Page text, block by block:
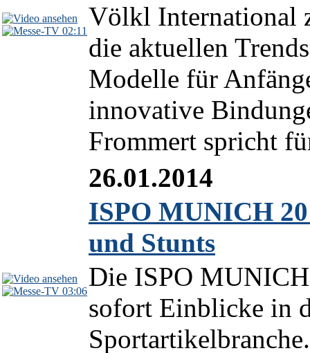
02:11 Völkl International
die aktuellen
Modelle für
innovative
Frommert spricht
03:06
26.01.2014
ISPO MUNICH
und Stunts
Die ISPO
sofort Einblicke in